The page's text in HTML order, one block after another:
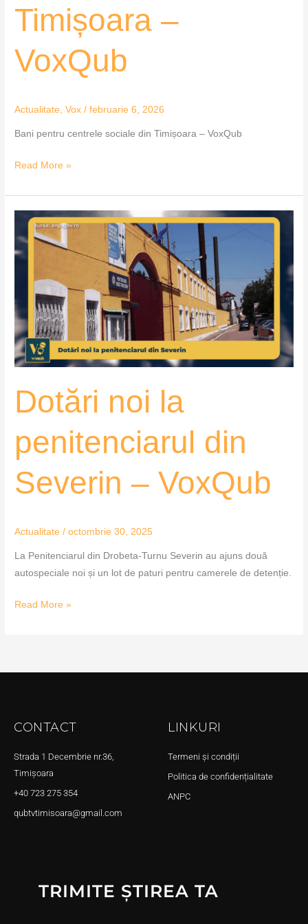
Timișoara –
VoxQub
Actualitate ,Vox /februarie 6, 2026
Bani pentru centrele sociale din Timișoara – VoxQub
Read More »
Dotări noi la
penitenciarul din
Severin – VoxQub
Actualitate /octombrie 30, 2025
La Penitenciarul din Drobeta-Turnu Severin au ajuns două
autospeciale noi și un lot de paturi pentru camerele de detenție.
Dotări
noi
la
Severin
–
VoxQub
Read More »
CONTACT
Strada 1 Decembrie nr.36,
Timișoara
+40 723 275 354
qubtvtimisoara@gmail.com
LINKURI
Termeni și condiții
Politica de confidențialitate
ANPC
TRIMITE ȘTIREA TA